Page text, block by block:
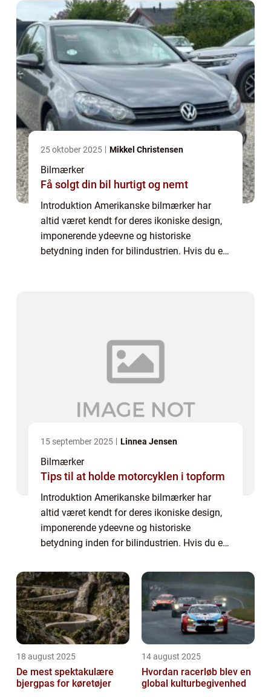
25 oktober 2025 Mikkel Christensen
Bilmærker
Få solgt din bil hurtigt og nemt
Introduktion Amerikanske bilmærker har
altid været kendt for deres ikoniske design,
imponerende ydeevne og historiske
betydning inden for bilindustrien. Hvis du er
15 september 2025 Linnea Jensen
Bilmærker
Tips til at holde motorcyklen i topform
Introduktion Amerikanske bilmærker har
altid været kendt for deres ikoniske design,
imponerende ydeevne og historiske
betydning inden for bilindustrien. Hvis du er
amerikanske bilmærker, er denne artike...
18 august 2025
De mest spektakulære
bjergpas for køretøjer
14 august 2025
Hvordan racerløb blev en
global kulturbegivenhed